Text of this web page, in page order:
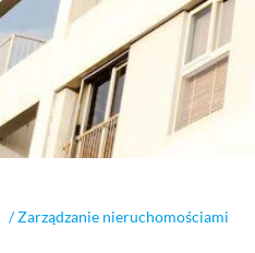
/ Zarządzanie nieruchomościami